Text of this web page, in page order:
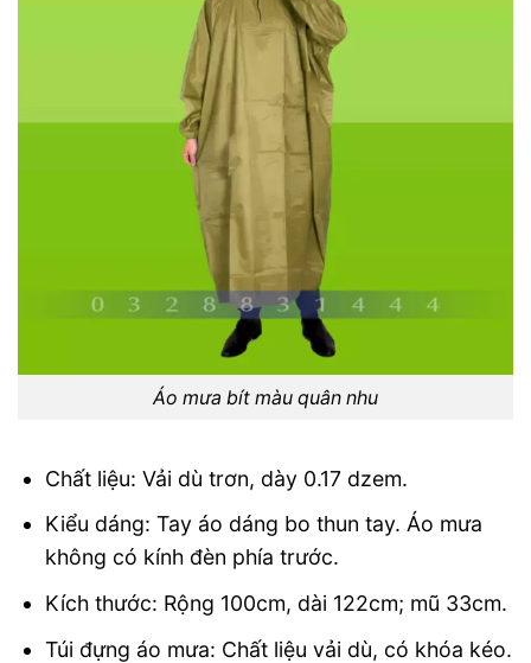
Áo mưa bít màu quân nhu
Chất liệu: Vải dù trơn, dày 0.17 dzem.
Kiểu dáng: Tay áo dáng bo thun tay. Áo mưa
không có kính đèn phía trước.
Kích thước: Rộng 100cm, dài 122cm; mũ 33cm.
Túi đựng áo mưa: Chất liệu vải dù, có khóa kéo.